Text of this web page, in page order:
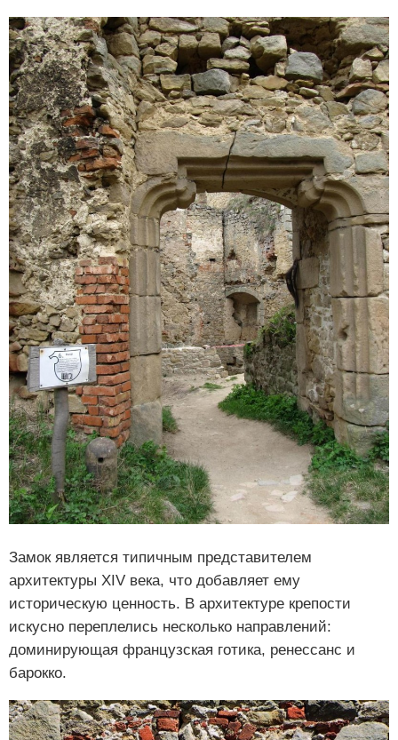
Замок является типичным представителем
архитектуры XIV века, что добавляет ему
историческую ценность. В архитектуре крепости
искусно переплелись несколько направлений:
доминирующая французская готика, ренессанс и
барокко.